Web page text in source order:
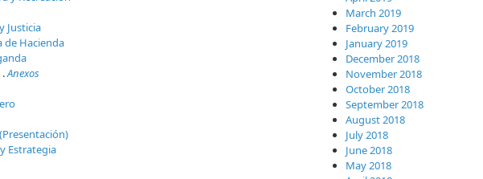
Justicia
de Hacienda
.Anexos
Estrategia
March 2019
February 2019
January 2019
December 2018
November 2018
October 2018
September 2018
August 2018
July 2018
June 2018
May 2018